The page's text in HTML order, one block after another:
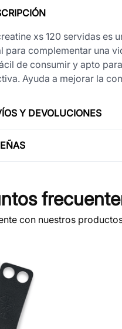
xs 120 servidas es
para complementar una
de consumir y apto
Ayuda a mejorar la
Y DEVOLUCIONES
con nuestros